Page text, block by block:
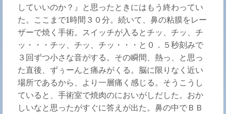
していいのか？』と思ったときにはもう終わってい
た。ここまで1時間３０分。続いて、鼻の粘膜をレー
ザーで焼く手術。スイッチが入るとチッ、チッ、チ
ッ・・・チッ、チッ、チッ・・・と０．５秒刻みで
３回ずつ小さな音がする。その瞬間、熱っ、と思っ
た直後、ずぅーんと痛みがくる。脳に限りなく近い
場所であるから、より一層痛く感じる。そうこうし
ていると、手術室で焼肉のにおいがしだした。おか
しいなと思ったがすぐに答えが出た。鼻の中でＢＢ